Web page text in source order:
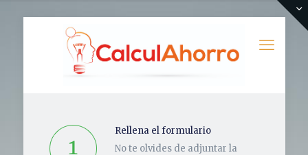
Rellena el formulario
No te olvides de adjuntar la